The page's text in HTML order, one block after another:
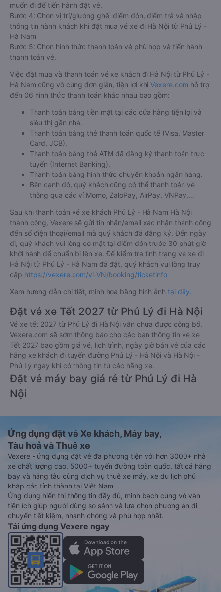
muốn đi để tiến hành đặt vé.
Bước 4: Chọn vị trí/giường ghế, điểm đón, điểm trả và nhập
thông tin hành khách khi đặt mua vé xe đi Hà Nội từ Phủ Lý -
Hà Nam
Bước 5: Chọn hình thức thanh toán vé phù hợp và tiến hành
thanh toán vé.
Việc đặt mua và thanh toán vé xe khách đi Hà Nội từ Phủ Lý -
Hà Nam cũng vô cùng đơn giản, tiện lợi khi Vexere.com hỗ trợ
đến 06 hình thức thanh toán khác nhau bao gồm:
Thanh toán bằng tiền mặt tại các cửa hàng tiện lợi và
siêu thị gần nhà.
Thanh toán bằng thẻ thanh toán quốc tế (Visa, Master
Card, JCB).
Thanh toán bằng thẻ ATM đã đăng ký thanh toán trực
tuyến (Internet Banking).
Thanh toán bằng hình thức chuyển khoản ngân hàng.
Bên cạnh đó, quý khách cũng có thể thanh toán vé
thông qua các ví Momo, ZaloPay, AirPay, VNPay,…
Sau khi thanh toán vé xe khách Phủ Lý - Hà Nam Hà Nội
thành công, Vexere sẽ gửi tin nhắn/email xác nhận thành công
đến số điện thoại/email mà quý khách đã đăng ký. Đến ngày
đi, quý khách vui lòng có mặt tại điểm đón trước 30 phút giờ
khởi hành để chuẩn bị lên xe. Để kiểm tra tình trạng vé xe đi
Hà Nội từ Phủ Lý - Hà Nam đã đặt, quý khách vui lòng truy
cập https://vexere.com/vi-VN/booking/ticketinfo
Xem hướng dẫn chi tiết, minh họa bằng hình ảnh tại đây.
Đặt vé xe Tết 2027 từ Phủ Lý đi Hà Nội
Vé xe tết 2027 từ Phủ Lý đi Hà Nội vẫn chưa được công bố.
Vexere.com sẽ sớm thông báo cho các bạn thông tin vé xe
Tết 2027 bao gồm giá vé, lịch trình, ngày giờ bán vé của các
hãng xe khách đi tuyến đường Phủ Lý - Hà Nội và Hà Nội -
Phủ Lý ngay khi có thông tin từ các hãng xe.
Đặt vé máy bay giá rẻ từ Phủ Lý đi Hà
Nội
Ứng dụng đặt vé Xe khách, Máy bay,
Tàu hoả và Thuê xe
Vexere - ứng dụng đặt vé đa phương tiện với hơn 3000+ nhà
xe chất lượng cao, 5000+ tuyến đường toàn quốc, tất cả hãng
bay và hãng tàu cùng dịch vụ thuê xe máy, xe du lịch phủ
khắp các tỉnh thành tại Việt Nam.
Ứng dụng hiển thị thông tin đầy đủ, minh bạch cùng vô vàn
tiện ích giúp người dùng so sánh và lựa chọn phương án di
chuyển tiết kiệm, nhanh chóng và phù hợp nhất.
Tải ứng dụng Vexere ngay